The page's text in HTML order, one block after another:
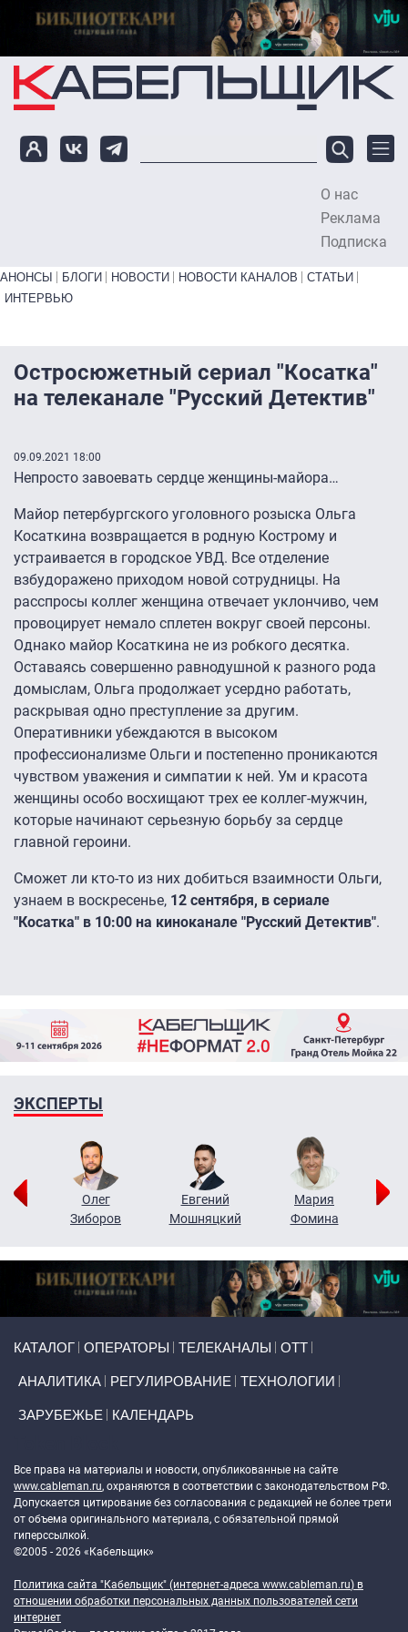
Перейти к основному содержанию
О нас
Реклама
Подписка
Primary links bottom
АНОНСЫ БЛОГИ НОВОСТИ НОВОСТИ КАНАЛОВ
СТАТЬИ
ИНТЕРВЬЮ
Остросюжетный сериал "Косатка"
на телеканале "Русский Детектив"
09.09.2021 18:00
Непросто завоевать сердце женщины-майора…
Майор петербургского уголовного розыска Ольга
Косаткина возвращается в родную Кострому и
устраивается в городское УВД. Все отделение
взбудоражено приходом новой сотрудницы. На
расспросы коллег женщина отвечает уклончиво, чем
провоцирует немало сплетен вокруг своей персоны.
Однако майор Косаткина не из робкого десятка.
Оставаясь совершенно равнодушной к разного рода
домыслам, Ольга продолжает усердно работать,
раскрывая одно преступление за другим.
Оперативники убеждаются в высоком
профессионализме Ольги и постепенно проникаются
чувством уважения и симпатии к ней. Ум и красота
женщины особо восхищают трех ее коллег-мужчин,
которые начинают серьезную борьбу за сердце
главной героини.
Сможет ли кто-то из них добиться взаимности Ольги,
узнаем в воскресенье, 12 сентября, в сериале
"Косатка" в 10:00 на киноканале "Русский Детектив".
ЭКСПЕРТЫ
Олег
Зиборов
Евгений
Мошняцкий
Мария
Фомина
КАТАЛОГ ОПЕРАТОРЫ ТЕЛЕКАНАЛЫ ОТТ
АНАЛИТИКА РЕГУЛИРОВАНИЕ ТЕХНОЛОГИИ
ЗАРУБЕЖЬЕ КАЛЕНДАРЬ
Все права на материалы и новости, опубликованные на сайте
www.cableman.ru, охраняются в соответствии с законодательством РФ.
Допускается цитирование без согласования с редакцией не более трети
от объема оригинального материала, с обязательной прямой
гиперссылкой.
©2005 - 2026 «Кабельщик»
Политика сайта "Кабельщик" (интернет-адреса www.cableman.ru) в
отношении обработки персональных данных пользователей сети
интернет